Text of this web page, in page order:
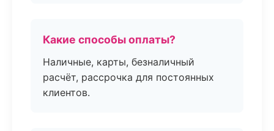
Какие способы оплаты?
Наличные, карты, безналичный
расчёт, рассрочка для постоянных
клиентов.